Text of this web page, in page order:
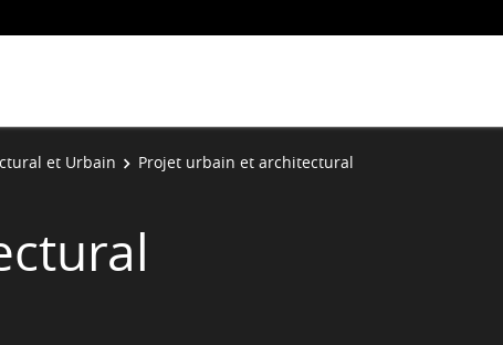
et Urbain Projet urbain et architectural